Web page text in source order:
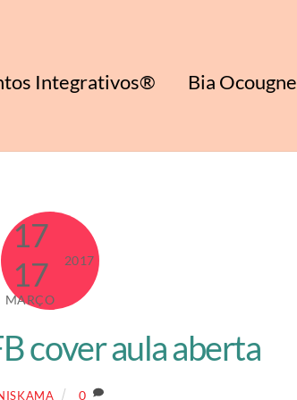
Integrativos® Bia Ocougne
17
17
MARÇO
2017
cover aula aberta
0